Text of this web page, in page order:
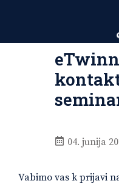
04. junija
Vabimo vas k prijavi